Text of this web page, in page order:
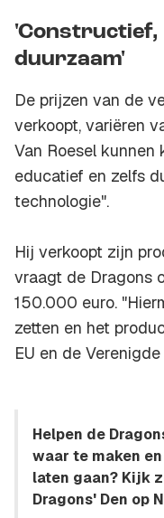
'Constructief,
duurzaam'
De prijzen van de
verkoopt, variëren
Van Roesel kunnen
educatief en zelfs
technologie".
Hij verkoopt zijn
vraagt de Dragons
150.000 euro.
zetten en het
EU en de
Helpen de
waar te maken
laten gaan? Kijk
Dragons' Den op